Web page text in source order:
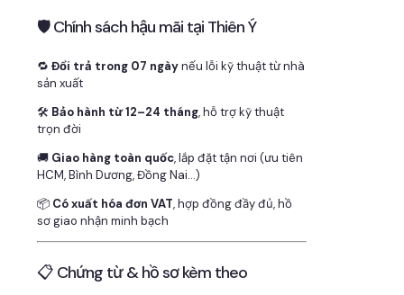
🛡 Chính sách hậu mãi tại Thiên Ý
🔁 Đổi trả trong 07 ngàynếu lỗi kỹ thuật từ nhà
sản xuất
🛠 Bảo hành từ 12–24 tháng, hỗ trợ kỹ thuật
trọn đời
🚚 Giao hàng toàn quốc, lắp đặt tận nơi (ưu tiên
HCM, Bình Dương, Đồng Nai…)
📦 Có xuất hóa đơn VAT, hợp đồng đầy đủ, hồ
sơ giao nhận minh bạch
📋 Chứng từ & hồ sơ kèm theo